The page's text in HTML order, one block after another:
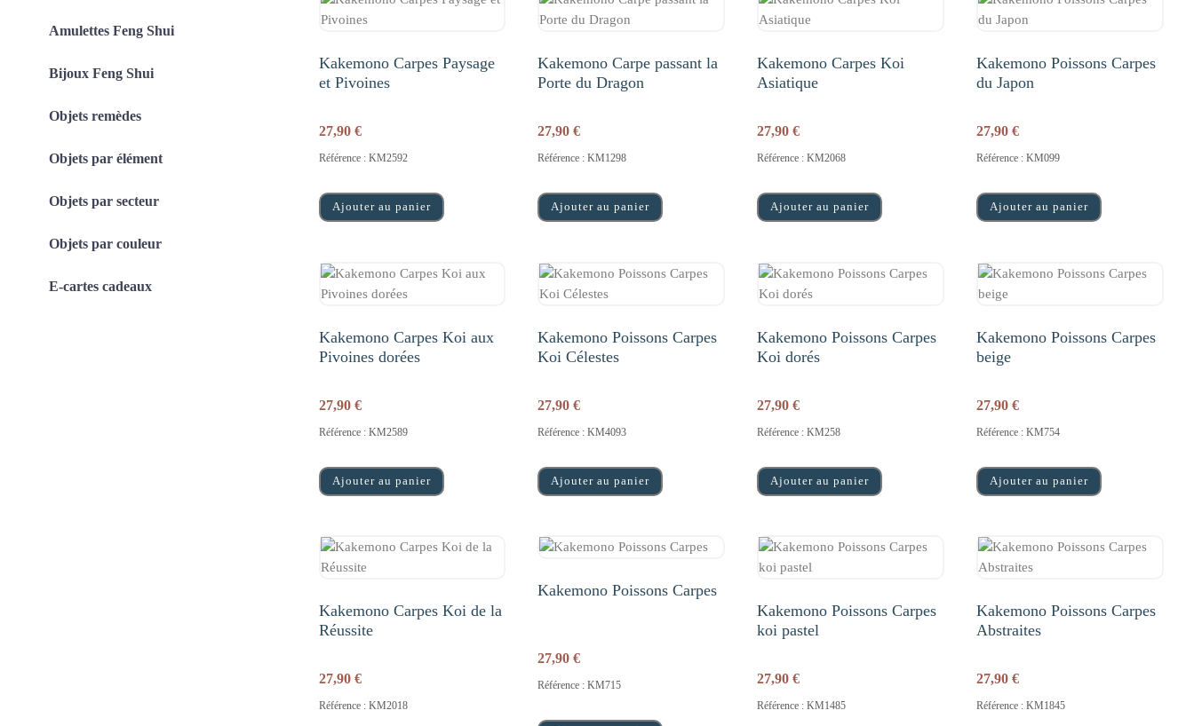
Kakemono Carpes Paysage
et Pivoines
27,90 €
Référence : KM2592
Ajouter au panier
Kakemono Carpe passant la
Porte du Dragon
27,90€
Référence : KM1298
Ajouter au panier
Kakemono Carpes Koi
Asiatique
27,90€
Référence : KM2068
Ajouter au panier
Kakemono Poissons Carpes
du Japon
27,90€
Référence : KM099
Ajouter au panier
Kakemono Carpes Koi aux
Pivoines dorées
27,90 €
Référence : KM2589
Ajouter au panier
Kakemono Poissons Carpes
Koi Célestes
27,90€
Référence : KM4093
Ajouter au panier
Kakemono Poissons Carpes
Koi dorés
27,90€
Référence : KM258
Ajouter au panier
Kakemono Poissons Carpes
beige
27,90€
Référence : KM754
Ajouter au panier
Kakemono Carpes Koi de la
Réussite
27,90 €
Référence : KM2018
Kakemono Poissons Carpes
27,90€
Référence : KM715
Kakemono Poissons Carpes
koi pastel
27,90€
Référence : KM1485
Kakemono Poissons Carpes
Abstraites
27,90€
Référence : KM1845
Amulettes Feng Shui
Bijoux Feng Shui
Objets remèdes
Objets par élément
Objets par secteur
Objets par couleur
E-cartes cadeaux